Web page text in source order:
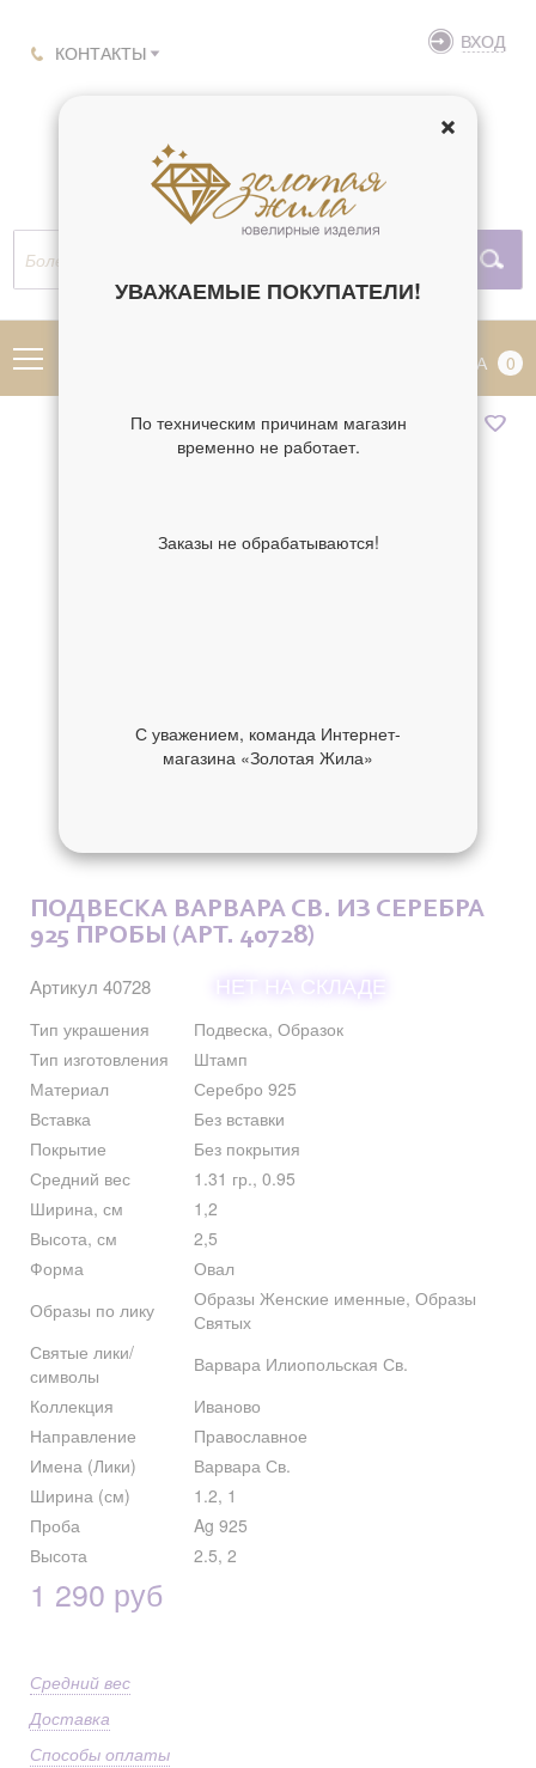
КОНТАКТЫ ВХОД
КОРЗИНА 0
ПОДВЕСКА ВАРВАРА СВ. ИЗ СЕРЕБРА
925 ПРОБЫ (АРТ. 40728)
Артикул 40728 НЕТ НА СКЛАДЕ
Тип украшения
Подвеска, Образок
Тип изготовления
Штамп
Материал
Серебро 925
Вставка
Без вставки
Покрытие
Без покрытия
Средний вес
1.31 гр., 0.95
Ширина, см
1,2
Высота, см
2,5
Форма
Овал
Образы по лику
Образы Женские именные, Образы
Святых
Святые лики/
символы
Варвара Илиопольская Св.
Коллекция
Иваново
Направление
Православное
Имена (Лики)
Варвара Св.
Ширина (см)
1.2, 1
Проба
Ag 925
Высота
2.5, 2
1 290 руб
Средний вес
Доставка
Способы оплаты
УВАЖАЕМЫЕ ПОКУПАТЕЛИ!
По техническим причинам магазин
временно не работает.
Заказы не обрабатываются!
С уважением, команда Интернет-
магазина «Золотая Жила»